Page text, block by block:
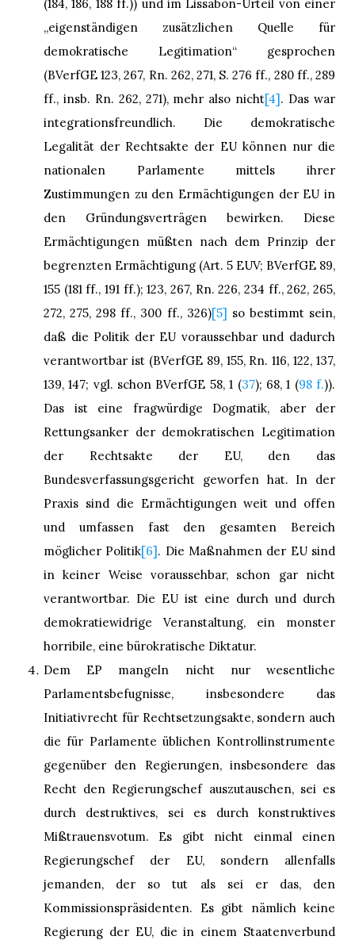
(184, 186, 188 ff.)) und im Lissabon-Urteil von einer
„eigenständigen zusätzlichen Quelle für
demokratische Legitimation“ gesprochen
(BVerfGE 123, 267, Rn. 262, 271, S. 276 ff., 280 ff., 289
ff., insb. Rn. 262, 271), mehr also nicht[4]. Das war
integrationsfreundlich. Die demokratische
Legalität der Rechtsakte der EU können nur die
nationalen Parlamente mittels ihrer
Zustimmungen zu den Ermächtigungen der EU in
den Gründungsverträgen bewirken. Diese
Ermächtigungen müßten nach dem Prinzip der
begrenzten Ermächtigung (Art. 5 EUV; BVerfGE 89,
155 (181 ff., 191 ff.); 123, 267, Rn. 226, 234 ff., 262, 265,
272, 275, 298 ff., 300 ff., 326)[5] so bestimmt sein,
daß die Politik der EU voraussehbar und dadurch
verantwortbar ist (BVerfGE 89, 155, Rn. 116, 122, 137,
139, 147; vgl. schon BVerfGE 58, 1 (37); 68, 1 (98 f.)).
Das ist eine fragwürdige Dogmatik, aber der
Rettungsanker der demokratischen Legitimation
der Rechtsakte der EU, den das
Bundesverfassungsgericht geworfen hat. In der
Praxis sind die Ermächtigungen weit und offen
und umfassen fast den gesamten Bereich
möglicher Politik[6]. Die Maßnahmen der EU sind
in keiner Weise voraussehbar, schon gar nicht
verantwortbar. Die EU ist eine durch und durch
demokratiewidrige Veranstaltung, ein monster
horribile, eine bürokratische Diktatur.
Dem EP mangeln nicht nur wesentliche
Parlamentsbefugnisse, insbesondere das
Initiativrecht für Rechtsetzungsakte, sondern auch
die für Parlamente üblichen Kontrollinstrumente
gegenüber den Regierungen, insbesondere das
Recht den Regierungschef auszutauschen, sei es
durch destruktives, sei es durch konstruktives
Mißtrauensvotum. Es gibt nicht einmal einen
Regierungschef der EU, sondern allenfalls
jemanden, der so tut als sei er das, den
Kommissionspräsidenten. Es gibt nämlich keine
Regierung der EU, die in einem Staatenverbund